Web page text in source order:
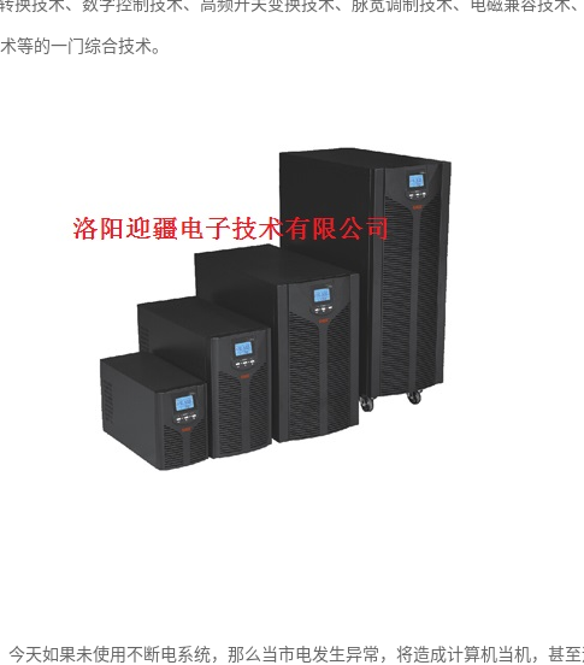
换技术、数字控制技术、高频开关变换技术、脉宽调制技术、电磁兼容技术
等的一门综合技术。
今天如果未使用不断电系统，那么当市电发生异常，将造成计算机当机，甚